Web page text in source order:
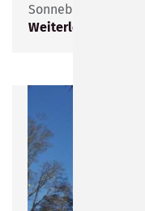
Sonneberg gastiert.
Weiterlesen